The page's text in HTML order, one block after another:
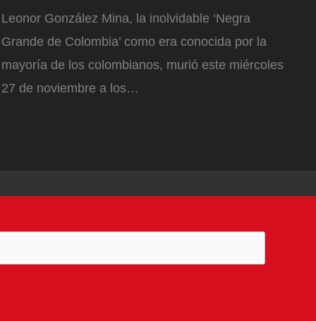
Leonor González Mina, la inolvidable ‘Negra
Grande de Colombia’ como era conocida por la
mayoría de los colombianos, murió este miércoles
27 de noviembre a los…